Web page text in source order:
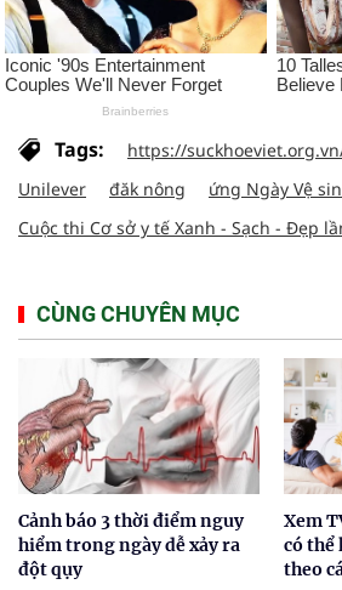
Tags: https://
Unilever
đăk nông
ứng Ngày Vệ
Cuộc thi Cơ sở y tế Xanh - Sạch - Đẹp
CÙNG CHUYÊN MỤC
Cảnh báo 3 thời điểm nguy
hiểm trong ngày dễ xảy ra
đột qụy
Xem
có thể
theo